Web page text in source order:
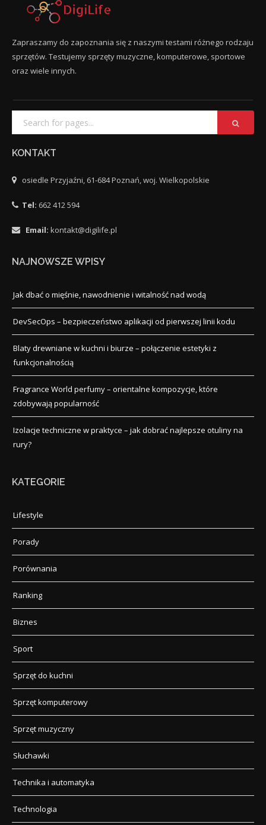
Zapraszamy do zapoznania się z naszymi testami różnego rodzaju
sprzętów. Testujemy sprzęty muzyczne, komputerowe, sportowe
oraz wiele innych.
KONTAKT
osiedle Przyjaźni, 61-684 Poznań, woj. Wielkopolskie
Tel: 662 412 594
Email: kontakt@digilife.pl
NAJNOWSZE WPISY
Jak dbać o mięśnie, nawodnienie i witalność nad wodą
DevSecOps – bezpieczeństwo aplikacji od pierwszej linii kodu
Blaty drewniane w kuchni i biurze – połączenie estetyki z
funkcjonalnością
Fragrance World perfumy – orientalne kompozycje, które
zdobywają popularność
Izolacje techniczne w praktyce – jak dobrać najlepsze otuliny na
rury?
KATEGORIE
Lifestyle
Porady
Porównania
Ranking
Biznes
Sport
Sprzęt do kuchni
Sprzęt komputerowy
Sprzęt muzyczny
Słuchawki
Technika i automatyka
Technologia